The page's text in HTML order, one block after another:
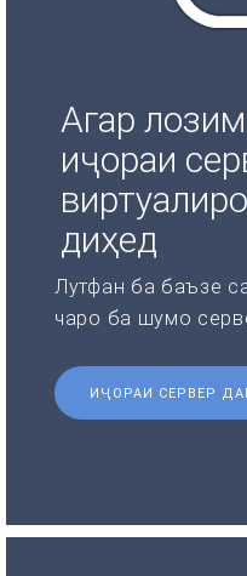
Агар
иҷораи
диҳед
Лутфан ба баъзе
чаро ба шумо
ИҶОРАИ СЕРВЕР